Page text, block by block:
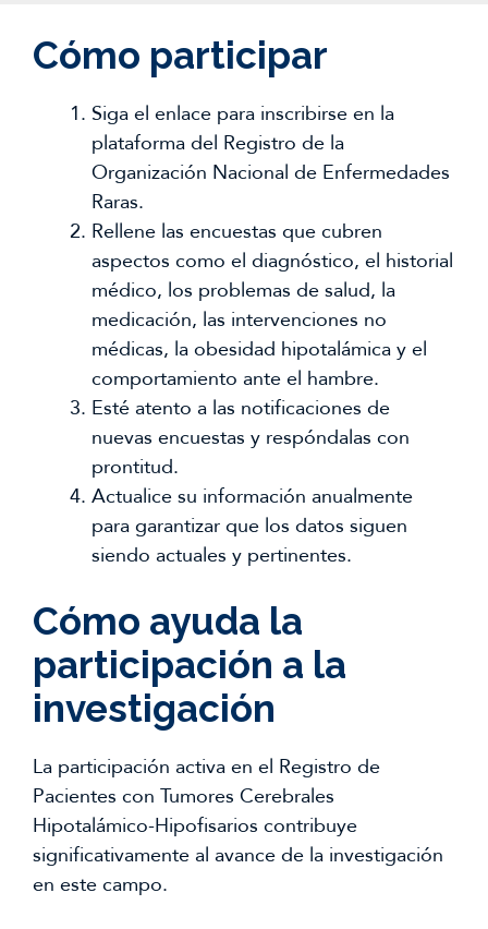
Cómo participar
Siga el enlace para inscribirse en la
plataforma del Registro de la
Organización Nacional de Enfermedades
Raras.
Rellene las encuestas que cubren
aspectos como el diagnóstico, el historial
médico, los problemas de salud, la
medicación, las intervenciones no
médicas, la obesidad hipotalámica y el
comportamiento ante el hambre.
Esté atento a las notificaciones de
nuevas encuestas y respóndalas con
prontitud.
Actualice su información anualmente
para garantizar que los datos siguen
siendo actuales y pertinentes.
Cómo ayuda la
participación a la
investigación
La participación activa en el Registro de
Pacientes con Tumores Cerebrales
Hipotalámico-Hipofisarios contribuye
significativamente al avance de la investigación
en este campo.